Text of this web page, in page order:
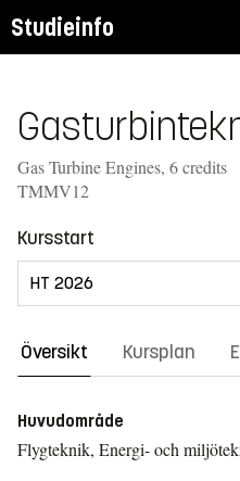
Studieinfo
Gas Turbine Engines, 6 credits
TMMV12
Kursstart
Översikt Kursplan
Huvudområde
Flygteknik, Energi- och